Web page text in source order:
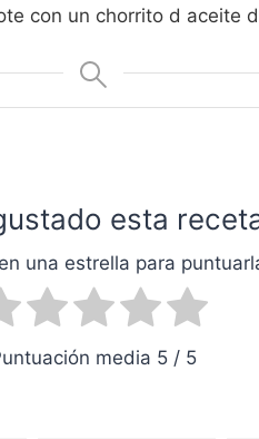
con un chorrito d aceite
esta
una estrella para
media 5 / 5